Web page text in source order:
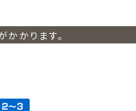
かります。